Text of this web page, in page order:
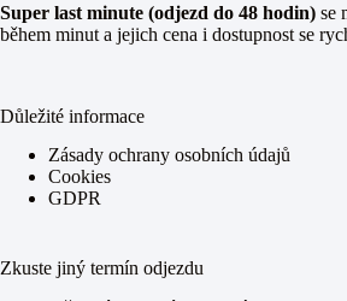
Super last minute (odjezd do 48 hodin) se
během minut a jejich cena i dostupnost se
Důležité informace
Zásady ochrany osobních údajů
Cookies
GDPR
Zkuste jiný termín odjezdu